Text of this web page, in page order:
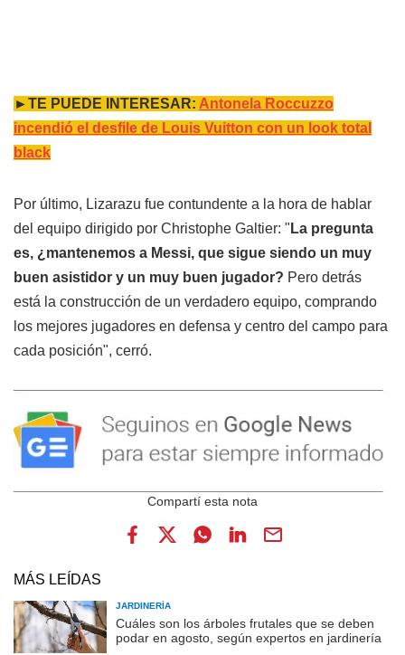
►TE PUEDE INTERESAR: Antonela Roccuzzo
incendió el desfile de Louis Vuitton con un look total
black
Por último, Lizarazu fue contundente a la hora de hablar
del equipo dirigido por Christophe Galtier: " La pregunta
es, ¿mantenemos a Messi, que sigue siendo un muy
buen asistidor y un muy buen jugador? Pero detrás
está la construcción de un verdadero equipo, comprando
los mejores jugadores en defensa y centro del campo para
cada posición", cerró.
MÁS LEÍDAS
JARDINERÍA
Cuáles son los árboles frutales que se deben
podar en agosto, según expertos en jardinería